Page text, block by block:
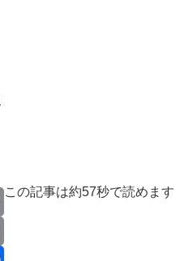
この記事は約57秒で読めます